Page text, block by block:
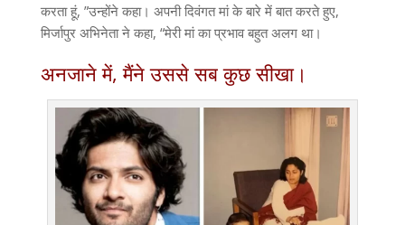
करता हूं, ”उन्होंने कहा। अपनी दिवंगत मां के बारे में बात करते हुए,
मिर्जापुर अभिनेता ने कहा, “मेरी मां का प्रभाव बहुत अलग था।
अनजाने में, मैंने उससे सब कुछ सीखा।